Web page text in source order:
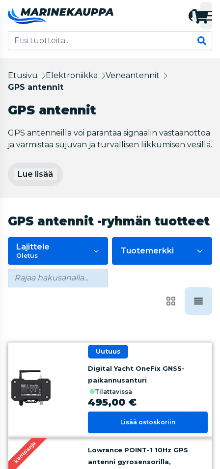
Etusivu Elektroniikka
Veneantennit
GPS antennit
GPS antennit
GPS antenneilla voi parantaa signaalin vastaanottoa
ja varmistaa sujuvan ja turvallisen liikkumisen vesillä.
Lue lisää
GPS antennit -ryhmän tuotteet
Lajittele
Oletus
Tuotemerkki
uutuus
Digital Yacht OneFix GNSS-
paikannusanturi
tilattavissa
495,00 €
Lisää ostoskoriin
Kampanja
Lowrance POINT-1 10Hz GPS
antenni gyrosensorilla,